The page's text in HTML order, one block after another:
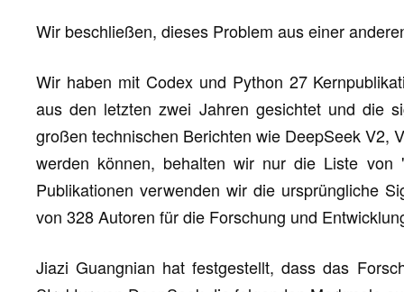
Wir beschließen, dieses Problem aus einer
Wir haben mit Codex und Python 27
aus den letzten zwei Jahren gesichtet und die
großen technischen Berichten wie DeepSeek V2,
werden können, behalten wir nur die Liste von
Publikationen verwenden wir die ursprüngliche
von 328 Autoren für die Forschung und
Jiazi Guangnian hat festgestellt, dass das